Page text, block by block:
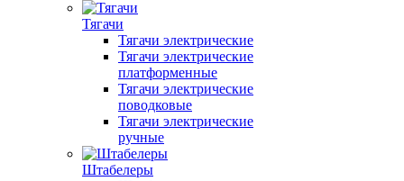
Тягачи
Тягачи электрические
Тягачи электрические
платформенные
Тягачи электрические
поводковые
Тягачи электрические
ручные
Штабелеры